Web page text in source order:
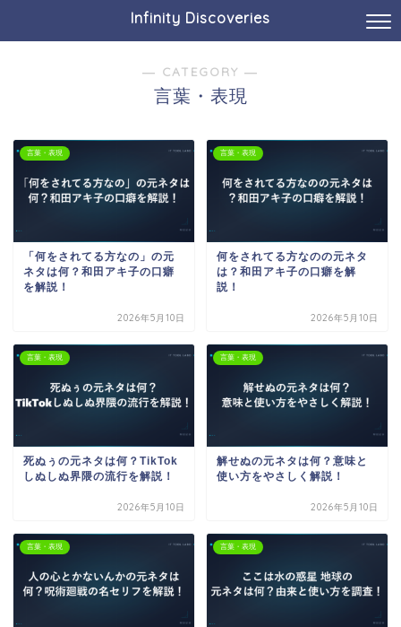
Infinity Discoveries
― CATEGORY ―
言葉・表現
言葉・表現
「何をされてる方なの」の元
ネタは何？和田アキ子の口癖
を解説！
2026年5月10日
言葉・表現
何をされてる方なのの元ネタ
は？和田アキ子の口癖を解
説！
2026年5月10日
言葉・表現
死ぬぅの元ネタは何？TikTok
しぬしぬ界隈の流行を解説！
2026年5月10日
言葉・表現
解せぬの元ネタは何？意味と
使い方をやさしく解説！
2026年5月10日
言葉・表現 言葉・表現